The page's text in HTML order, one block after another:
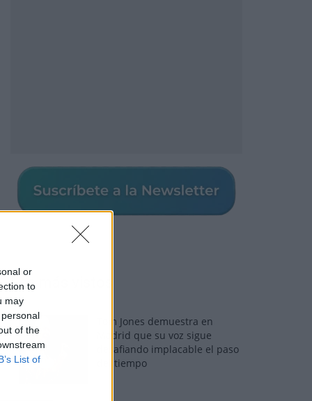
or
to
may
of the
List of
Los más vistos
Tom Jones demuestra en
Madrid que su voz sigue
desafiando implacable el paso
del tiempo